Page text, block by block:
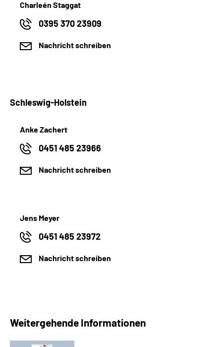
Charleén Staggat
0395 370 23909
Nachricht schreiben
Schleswig-Holstein
Anke Zachert
0451 485 23966
Nachricht schreiben
Jens Meyer
0451 485 23972
Nachricht schreiben
Weitergehende Informationen